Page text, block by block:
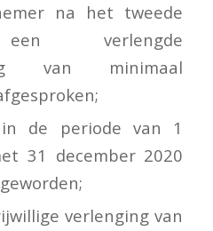
na het tweede
verlengde
van minimaal
de periode van 1
31 december 2020
verlenging van